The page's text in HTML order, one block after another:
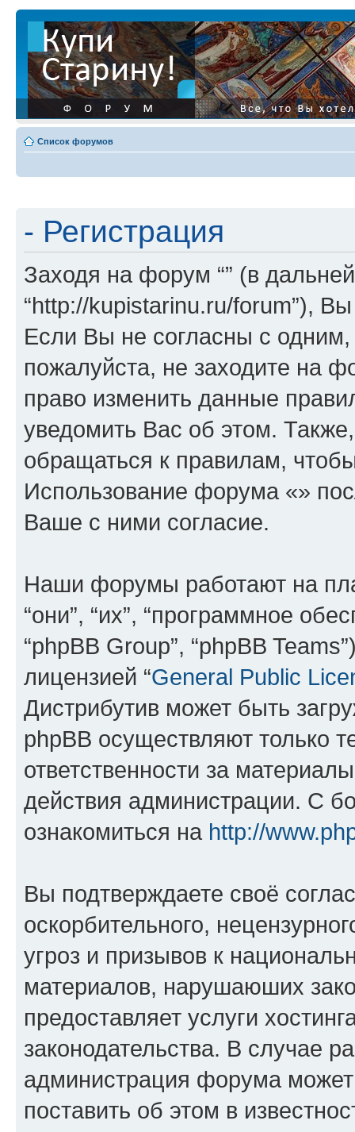
Список форумов
- Регистрация
Заходя на форум “” (в
“http://kupistarinu.ru/forum”),
Если Вы не согласны с
пожалуйста, не заходите на
право изменить данные
уведомить Вас об этом.
обращаться к правилам,
Использование форума «»
Ваше с ними согласие.
Наши форумы работают на
“они”, “их”, “программное
“phpBB Group”, “phpBB
лицензией “General Public
Дистрибутив может быть
phpBB осуществляют только
ответственности за
действия администрации. С
ознакомиться на http://
Вы подтверждаете своё
оскорбительного,
угроз и призывов к
материалов, нарушаюших
предоставляет услуги
законодательства. В случае
администрация форума
поставить об этом в